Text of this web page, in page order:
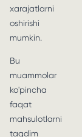
xarajatlarni
oshirishi
mumkin.
Bu
muammolar
ko'pincha
faqat
mahsulotlarni
taqdim